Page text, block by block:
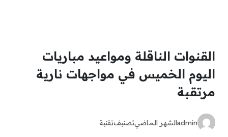
القنوات الناقلة ومواعيد مباريات
اليوم الخميس في مواجهات نارية
مرتقبة
adminالشهر الماضيتصنيفتقنية